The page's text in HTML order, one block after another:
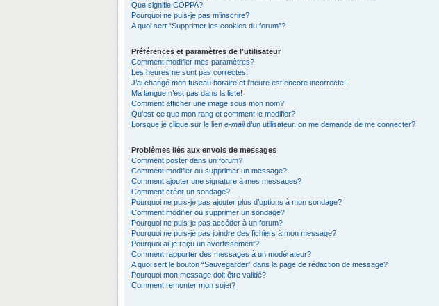
Que signifie COPPA?
Pourquoi ne puis-je pas m’inscrire?
A quoi sert “Supprimer les cookies du forum”?
Préférences et paramètres de l’utilisateur
Comment modifier mes paramètres?
Les heures ne sont pas correctes!
J’ai changé mon fuseau horaire et l’heure est encore incorrecte!
Ma langue n’est pas dans la liste!
Comment afficher une image sous mon nom?
Qu’est-ce que mon rang et comment le modifier?
Lorsque je clique sur le lien e-maild’un utilisateur, on me demande de me connecter?
Problèmes liés aux envois de messages
Comment poster dans un forum?
Comment modifier ou supprimer un message?
Comment ajouter une signature à mes messages?
Comment créer un sondage?
Pourquoi ne puis-je pas ajouter plus d’options à mon sondage?
Comment modifier ou supprimer un sondage?
Pourquoi ne puis-je pas accéder à un forum?
Pourquoi ne puis-je pas joindre des fichiers à mon message?
Pourquoi ai-je reçu un avertissement?
Comment rapporter des messages à un modérateur?
A quoi sert le bouton “Sauvegarder” dans la page de rédaction de message?
Pourquoi mon message doit être validé?
Comment remonter mon sujet?